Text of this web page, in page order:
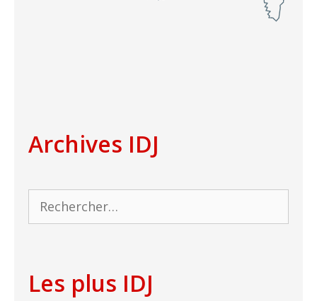
Archives IDJ
Rechercher :
Les plus IDJ